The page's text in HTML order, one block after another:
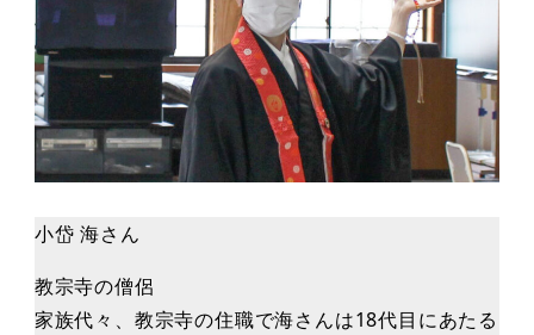
小岱 海さん
教宗寺の僧侶
家族代々、教宗寺の住職で海さんは18代目にあたる